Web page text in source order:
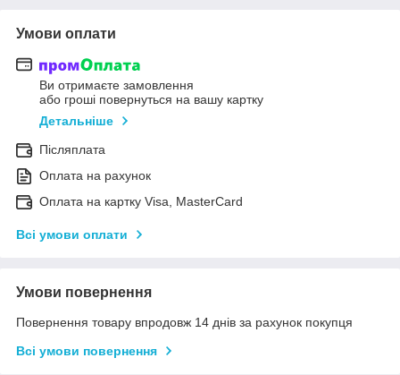
Умови оплати
Ви отримаєте замовлення
або гроші повернуться на вашу картку
Детальніше
Післяплата
Оплата на рахунок
Оплата на картку Visa, MasterCard
Всі умови оплати
Умови повернення
Повернення товару впродовж 14 днів за рахунок покупця
Всі умови повернення